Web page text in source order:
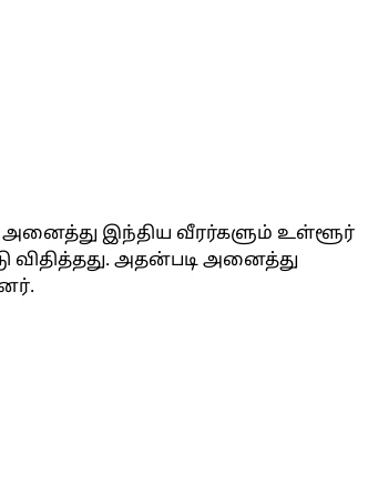
அனைத்து இந்திய வீரர்களும் உள்ளூர்
விதித்தது. அதன்படி அனைத்து